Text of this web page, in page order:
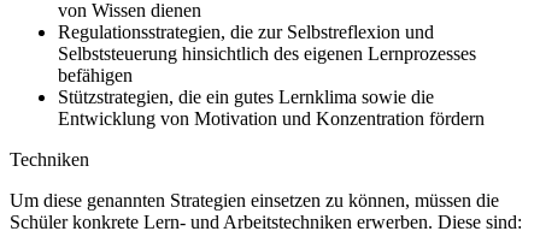
von Wissen dienen
Regulationsstrategien, die zur Selbstreflexion und
Selbststeuerung hinsichtlich des eigenen Lernprozesses
befähigen
Stützstrategien, die ein gutes Lernklima sowie die
Entwicklung von Motivation und Konzentration fördern
Techniken
Um diese genannten Strategien einsetzen zu können, müssen die
Schüler konkrete Lern- und Arbeitstechniken erwerben. Diese sind: